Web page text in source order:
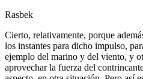
Rasbek
Cierto, relativamente, porque
los instantes para dicho impulso,
ejemplo del marino y del viento, y
aprovechar la fuerza del